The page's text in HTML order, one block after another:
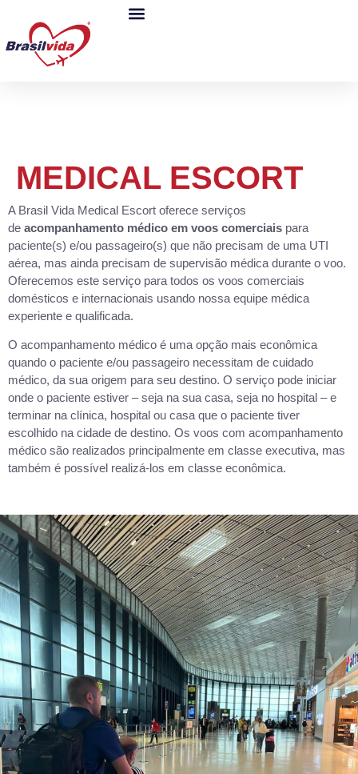
MEDICAL ESCORT
A Brasil Vida Medical Escort oferece serviços
de acompanhamento médico em voos comerciais para
paciente(s) e/ou passageiro(s) que não precisam de uma UTI
aérea, mas ainda precisam de supervisão médica durante o voo.
Oferecemos este serviço para todos os voos comerciais
domésticos e internacionais usando nossa equipe médica
experiente e qualificada.
O acompanhamento médico é uma opção mais econômica
quando o paciente e/ou passageiro necessitam de cuidado
médico, da sua origem para seu destino. O serviço pode iniciar
onde o paciente estiver – seja na sua casa, seja no hospital – e
terminar na clínica, hospital ou casa que o paciente tiver
escolhido na cidade de destino. Os voos com acompanhamento
médico são realizados principalmente em classe executiva, mas
também é possível realizá-los em classe econômica.